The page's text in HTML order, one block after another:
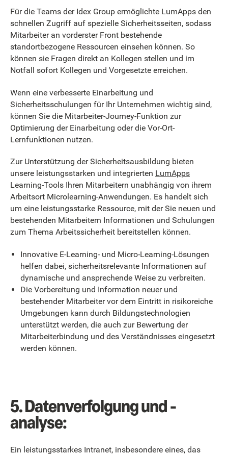
Für die Teams der Idex Group ermöglichte LumApps den
schnellen Zugriff auf spezielle Sicherheitsseiten, sodass
Mitarbeiter an vorderster Front bestehende
standortbezogene Ressourcen einsehen können. So
können sie Fragen direkt an Kollegen stellen und im
Notfall sofort Kollegen und Vorgesetzte erreichen.
Wenn eine verbesserte Einarbeitung und
Sicherheitsschulungen für Ihr Unternehmen wichtig sind,
können Sie die Mitarbeiter-Journey-Funktion zur
Optimierung der Einarbeitung oder die Vor-Ort-
Lernfunktionen nutzen.
Zur Unterstützung der Sicherheitsausbildung bieten
unsere leistungsstarken und integrierten LumApps
Learning-Tools Ihren Mitarbeitern unabhängig von ihrem
Arbeitsort Microlearning-Anwendungen. Es handelt sich
um eine leistungsstarke Ressource, mit der Sie neuen und
bestehenden Mitarbeitern Informationen und Schulungen
zum Thema Arbeitssicherheit bereitstellen können.
Innovative E-Learning- und Micro-Learning-Lösungen
helfen dabei, sicherheitsrelevante Informationen auf
dynamische und ansprechende Weise zu verbreiten.
Die Vorbereitung und Information neuer und
bestehender Mitarbeiter vor dem Eintritt in risikoreiche
Umgebungen kann durch Bildungstechnologien
unterstützt werden, die auch zur Bewertung der
Mitarbeiterbindung und des Verständnisses eingesetzt
werden können.
5. Datenverfolgung und -
analyse:
Ein leistungsstarkes Intranet, insbesondere eines, das